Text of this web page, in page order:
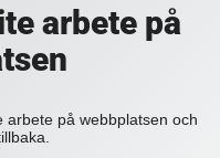
arbete på
arbete på webbplatsen och